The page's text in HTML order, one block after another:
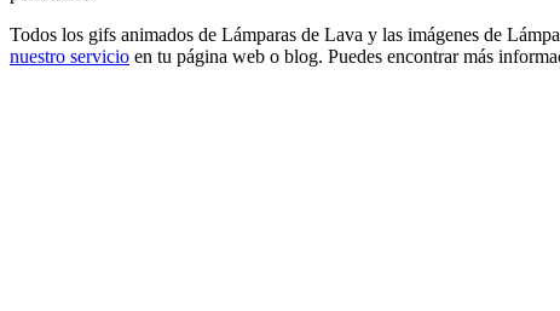
Todos los gifs animados de Lámparas de Lava y las imágenes de
nuestro servicio en tu página web o blog. Puedes encontrar más